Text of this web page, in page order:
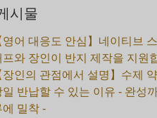
시물
영어 대응도 안심】네이티브
프와 장인이 반지 제작을 지원
장인의 관점에서 설명】수제
일 반납할 수 있는 이유 - 완성
에 밀착 -